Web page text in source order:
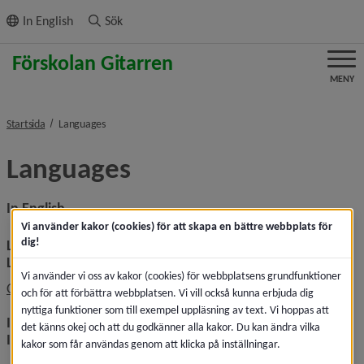
innehållet
In English Sök
MENY
Startsida Languagesnivå i brödsmulenavigeringen
Languages
In English
Link to this page in Google translate
Länk till denna sida i Google Translate
Open this page in Google Translate
Länk till annan
Instructions for translation in different web browsers
Instruktioner för att översätta i olika webbläsare
Vi använder kakor (cookies) för att skapa en bättre webbplats för
dig!
Vi använder vi oss av kakor (cookies) för webbplatsens grundfunktioner
och för att förbättra webbplatsen. Vi vill också kunna erbjuda dig
nyttiga funktioner som till exempel uppläsning av text. Vi hoppas att
det känns okej och att du godkänner alla kakor. Du kan ändra vilka
kakor som får användas genom att klicka på inställningar.